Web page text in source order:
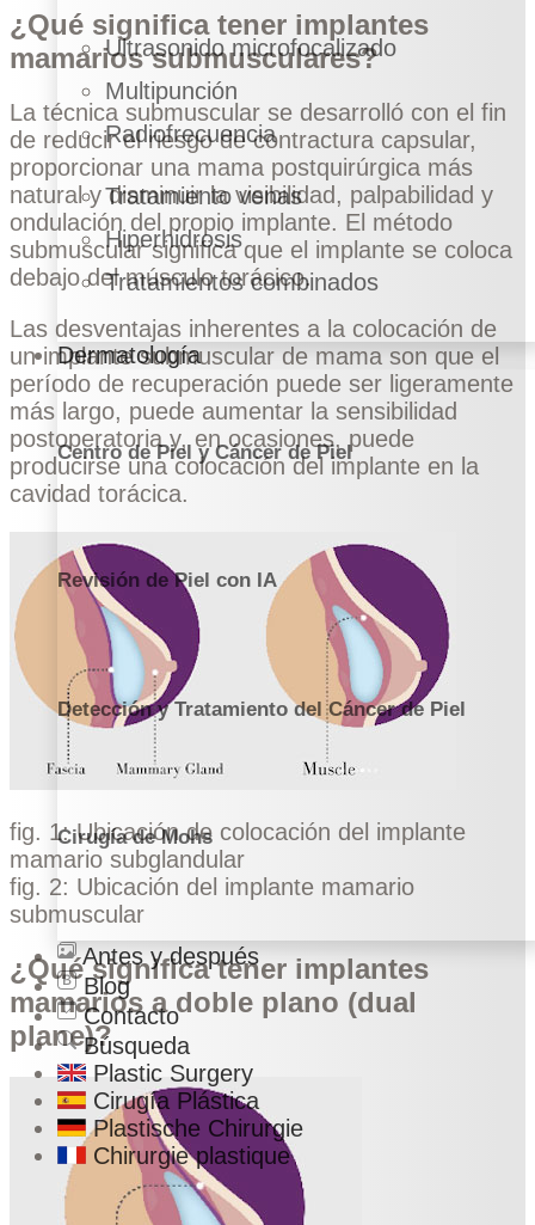
Ultrasonido microfocalizado
Multipunción
Radiofrecuencia
Tratamiento venas
Hiperhidrosis
Tratamientos combinados
Dermatología
Centro de Piel y Cáncer de Piel
Revisión de Piel con IA
Detección y Tratamiento del Cáncer de Piel
Cirugía de Mohs
Antes y después
Blog
Contacto
Búsqueda
Plastic Surgery
Cirugía Plástica
Plastische Chirurgie
Chirurgie plastique
¿Qué significa tener implantes
mamarios submusculares?
La técnica submuscular se desarrolló con el fin
de reducir el riesgo de contractura capsular,
proporcionar una mama postquirúrgica más
natural y disminuir la visibilidad, palpabilidad y
ondulación del propio implante. El método
submuscular significa que el implante se coloca
debajo del músculo torácico.
Las desventajas inherentes a la colocación de
un implante submuscular de mama son que el
período de recuperación puede ser ligeramente
más largo, puede aumentar la sensibilidad
postoperatoria y, en ocasiones, puede
producirse una colocación del implante en la
cavidad torácica.
fig. 1: Ubicación de colocación del implante
mamario subglandular
fig. 2: Ubicación del implante mamario
submuscular
¿Qué significa tener implantes
mamarios a doble plano (dual
plane)?